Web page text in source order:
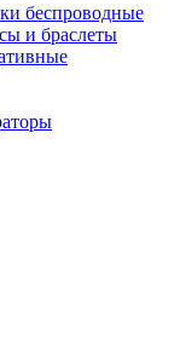
беспроводные
и браслеты